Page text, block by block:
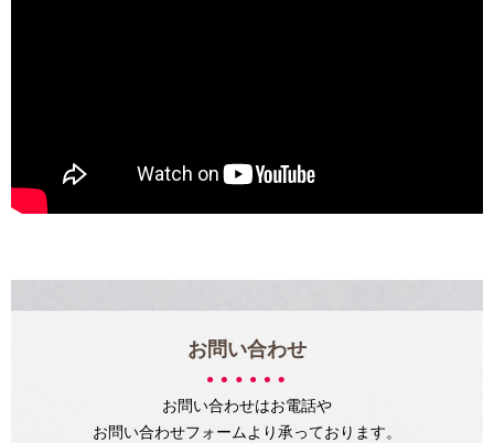
お問い合わせ
お問い合わせはお電話や
お問い合わせフォームより承っております。